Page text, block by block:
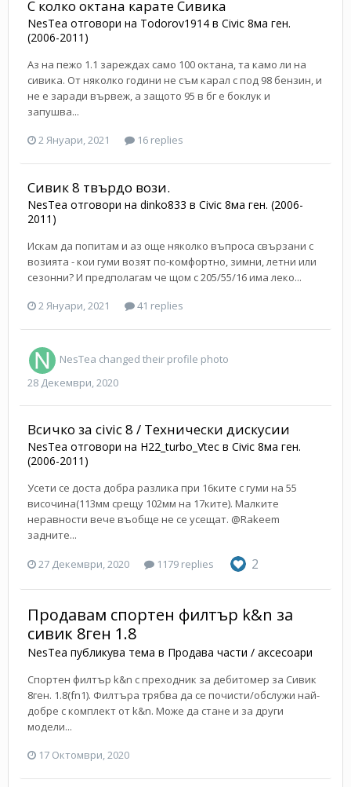
С колко октана карате Сивика
NesTea отговори на Todorov1914 в Civic 8ма ген.
(2006-2011)
Аз на пежо 1.1 зареждах само 100 октана, та камо ли на
сивика. От няколко години не съм карал с под 98 бензин, и
не е заради вървеж, а защото 95 в бг е боклук и
запушва...
2 Януари, 2021
16 replies
Сивик 8 твърдо вози.
NesTea отговори на dinko833 в Civic 8ма ген. (2006-
2011)
Искам да попитам и аз още няколко въпроса свързани с
возията - кои гуми возят по-комфортно, зимни, летни или
сезонни? И предполагам че щом с 205/55/16 има леко...
2 Януари, 2021
41 replies
NesTea changed their profile photo
28 Декември, 2020
Всичко за civic 8 / Технически дискусии
NesTea отговори на H22_turbo_Vtec в Civic 8ма ген.
(2006-2011)
Усети се доста добра разлика при 16ките с гуми на 55
височина(113мм срещу 102мм на 17ките). Малките
неравности вече въобще не се усещат. @Rakeem
задните...
27 Декември, 2020 1179 replies 2
Продавам спортен филтър k&n за
сивик 8ген 1.8
NesTea публикува тема в Продава части / аксесоари
Спортен филтър k&n с преходник за дебитомер за Сивик
8ген. 1.8(fn1). Филтъра трябва да се почисти/обслужи най-
добре с комплект от k&n. Може да стане и за други
модели...
17 Октомври, 2020